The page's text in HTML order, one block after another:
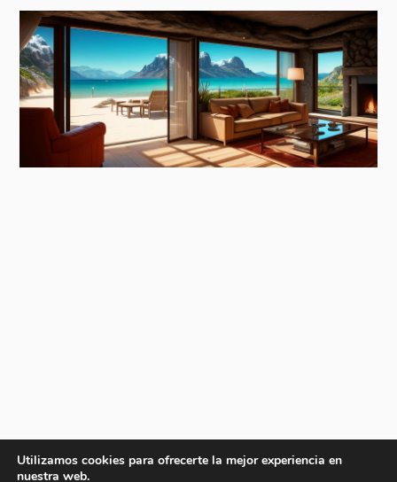
Utilizamos cookies para ofrecerte la mejor experiencia en
nuestra web.